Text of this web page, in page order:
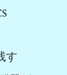
す